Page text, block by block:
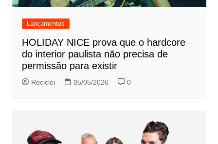
Lançamentos
HOLIDAY NICE prova que o hardcore
do interior paulista não precisa de
permissão para existir
Rociclei 05/05/2026 0